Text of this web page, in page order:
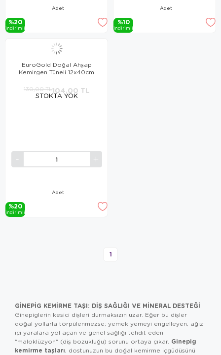
Adet
%20
i̇ndi̇ri̇mli̇
Adet
%10
i̇ndi̇ri̇mli̇
STOKTA YOK
EuroGold Doğal Ahşap
Kemirgen Tüneli 12x40cm
Adet
104,00 TL
130,00 TL
%20
i̇ndi̇ri̇mli̇
1
GINEPIG KEMIRME TAŞI: DIŞ SAĞLIĞI VE MINERAL DESTEĞI
Ginepiglerin kesici dişleri durmaksızın uzar. Eğer bu dişler
doğal yollarla törpülenmezse; yemek yemeyi engelleyen, ağız
içi yaralara yol açan ve genel sağlığı tehdit eden
"maloklüzyon" (diş bozukluğu) sorunu ortaya çıkar. Ginepig
kemirme taşları, dostunuzun bu doğal kemirme içgüdüsünü